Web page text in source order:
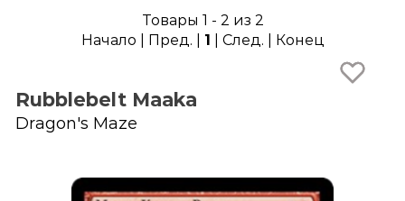
Товары 1 - 2 из 2
Начало | Пред. | 1 | След. | Конец
Rubblebelt Maaka
Dragon's Maze